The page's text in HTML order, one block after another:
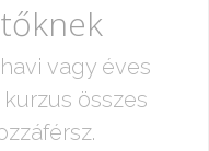
vagy éves
összes